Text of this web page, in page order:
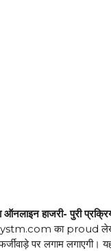
हाजरी- पुरी
का proud लेखक।
पर लगाम लगाएगी।